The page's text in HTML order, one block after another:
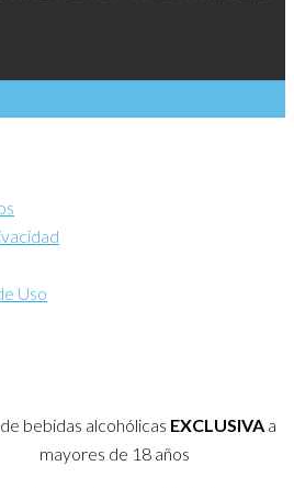
Uso
bebidas alcohólicas EXCLUSIVAa
mayores de 18 años